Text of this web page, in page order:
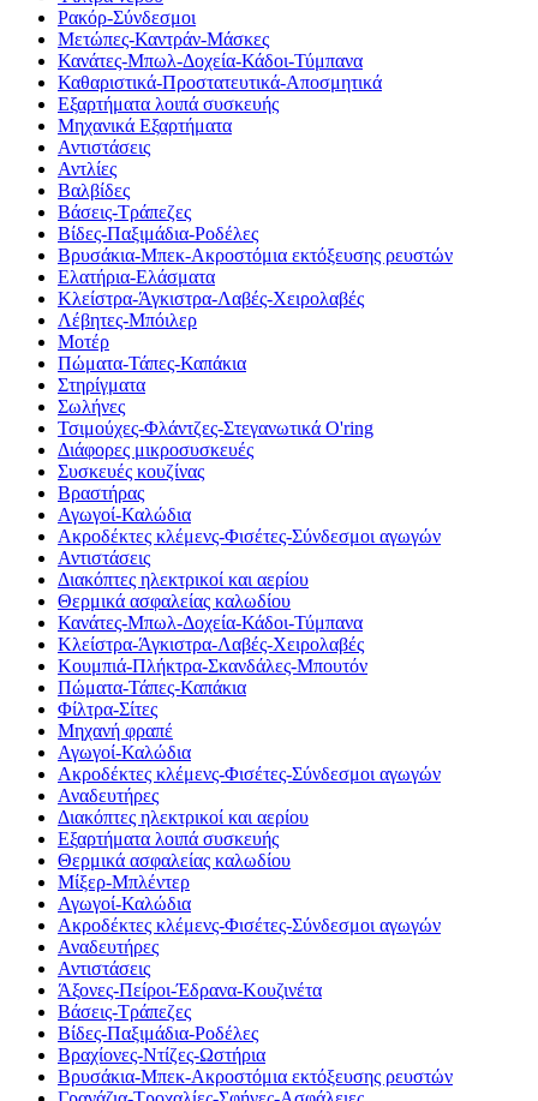
Ρακόρ-Σύνδεσμοι
Μετώπες-Καντράν-Μάσκες
Κανάτες-Μπωλ-Δοχεία-Κάδοι-Τύμπανα
Καθαριστικά-Προστατευτικά-Αποσμητικά
Εξαρτήματα λοιπά συσκευής
Μηχανικά Εξαρτήματα
Αντιστάσεις
Αντλίες
Βαλβίδες
Βάσεις-Τράπεζες
Βίδες-Παξιμάδια-Ροδέλες
Βρυσάκια-Μπεκ-Ακροστόμια εκτόξευσης ρευστών
Ελατήρια-Ελάσματα
Κλείστρα-Άγκιστρα-Λαβές-Χειρολαβές
Λέβητες-Μπόιλερ
Μοτέρ
Πώματα-Τάπες-Καπάκια
Στηρίγματα
Σωλήνες
Τσιμούχες-Φλάντζες-Στεγανωτικά O'ring
Διάφορες μικροσυσκευές
Συσκευές κουζίνας
Βραστήρας
Αγωγοί-Καλώδια
Ακροδέκτες κλέμενς-Φισέτες-Σύνδεσμοι αγωγών
Αντιστάσεις
Διακόπτες ηλεκτρικοί και αερίου
Θερμικά ασφαλείας καλωδίου
Κανάτες-Μπωλ-Δοχεία-Κάδοι-Τύμπανα
Κλείστρα-Άγκιστρα-Λαβές-Χειρολαβές
Κουμπιά-Πλήκτρα-Σκανδάλες-Μπουτόν
Πώματα-Τάπες-Καπάκια
Φίλτρα-Σίτες
Μηχανή φραπέ
Αγωγοί-Καλώδια
Ακροδέκτες κλέμενς-Φισέτες-Σύνδεσμοι αγωγών
Αναδευτήρες
Διακόπτες ηλεκτρικοί και αερίου
Εξαρτήματα λοιπά συσκευής
Θερμικά ασφαλείας καλωδίου
Μίξερ-Μπλέντερ
Αγωγοί-Καλώδια
Ακροδέκτες κλέμενς-Φισέτες-Σύνδεσμοι αγωγών
Αναδευτήρες
Αντιστάσεις
Άξονες-Πείροι-Έδρανα-Κουζινέτα
Βάσεις-Τράπεζες
Βίδες-Παξιμάδια-Ροδέλες
Βραχίονες-Ντίζες-Ωστήρια
Βρυσάκια-Μπεκ-Ακροστόμια εκτόξευσης ρευστών